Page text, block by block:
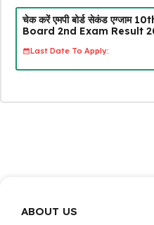
चेक करें एमपी बोर्ड सेकंड एग्जाम
Board 2nd Exam Result
Last Date To Apply:
ABOUT US